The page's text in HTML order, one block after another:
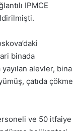
IPMCE
binada
alevler, bina
çatıda çökme
ve 50 itfaiye